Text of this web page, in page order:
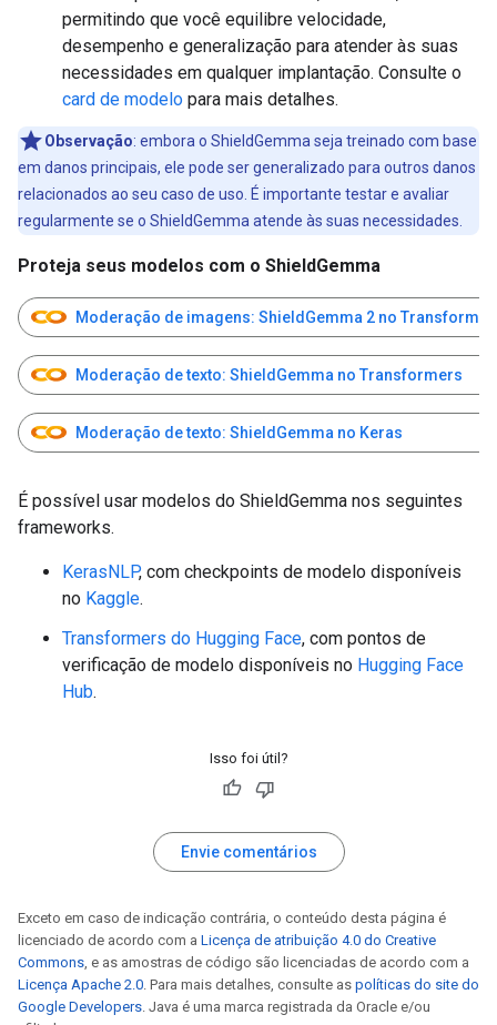
permitindo que você equilibre velocidade,
desempenho e generalização para atender às suas
necessidades em qualquer implantação. Consulte o
card de modelo para mais detalhes.
Observação: embora o ShieldGemma seja treinado com base
em danos principais, ele pode ser generalizado para outros danos
relacionados ao seu caso de uso. É importante testar e avaliar
regularmente se o ShieldGemma atende às suas necessidades.
Proteja seus modelos com o ShieldGemma
Moderação de imagens: ShieldGemma 2 no
Moderação de texto: ShieldGemma no Transformers
Moderação de texto: ShieldGemma no Keras
É possível usar modelos do ShieldGemma nos seguintes
frameworks.
KerasNLP, com checkpoints de modelo disponíveis
no Kaggle.
Transformers do Hugging Face, com pontos de
verificação de modelo disponíveis no Hugging Face
Hub.
Isso foi útil?
Envie comentários
Exceto em caso de indicação contrária, o conteúdo desta página é
licenciado de acordo com a Licença de atribuição 4.0 do Creative
Commons, e as amostras de código são licenciadas de acordo com a
Licença Apache 2.0. Para mais detalhes, consulte as políticas do site do
Google Developers. Java é uma marca registrada da Oracle e/ou